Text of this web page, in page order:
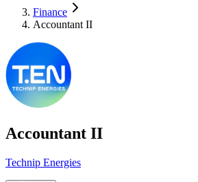
Finance
Accountant II
Accountant II
Technip Energies